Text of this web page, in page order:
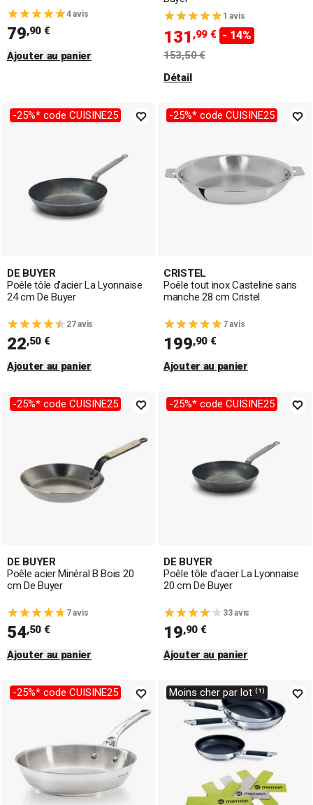
4 avis
79,90 €
Ajouter au panier
1 avis
131 ,99 € - 14%
153,50 €
Détail
-25%* code CUISINE25
DE BUYER
Poêle tôle d'acier La Lyonnaise
24 cm De Buyer
27 avis
22,50 €
Ajouter au panier
-25%* code CUISINE25
CRISTEL
Poêle tout inox Casteline sans
manche 28 cm Cristel
7 avis
199,90 €
Ajouter au panier
-25%* code CUISINE25
DE BUYER
Poêle acier Minéral B Bois 20
cm De Buyer
7 avis
54,50 €
Ajouter au panier
-25%* code CUISINE25
DE BUYER
Poêle tôle d'acier La Lyonnaise
20 cm De Buyer
33 avis
19,90 €
Ajouter au panier
-25%* code CUISINE25 Moins cher par lot ⁽¹⁾